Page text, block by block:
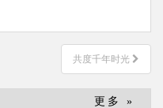
共度千年时光
更多 »